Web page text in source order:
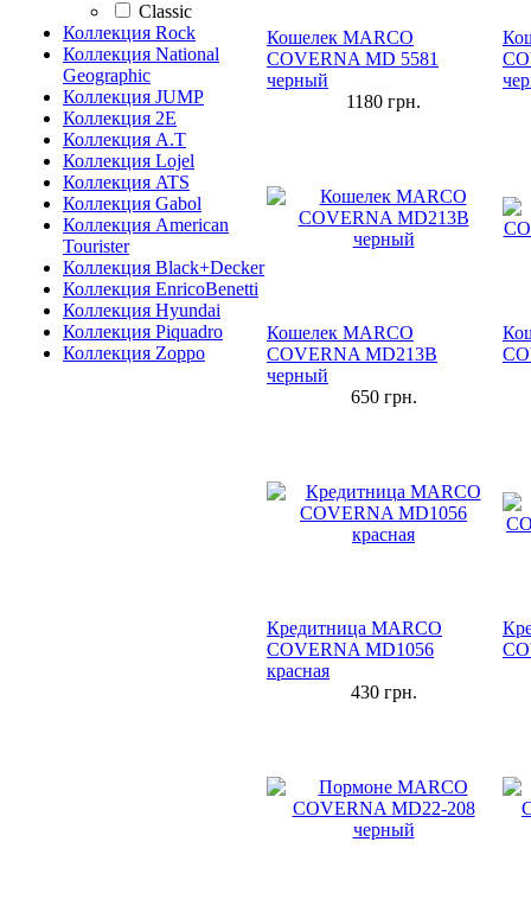
Сlassic
Коллекция Rock
Коллекция National
Geographic
Коллекция JUMP
Коллекция 2E
Коллекция A.T
Коллекция Lojel
Коллекция ATS
Коллекция Gabol
Коллекция American
Tourister
Коллекция Black+Decker
Коллекция EnricoBenetti
Коллекция Hyundai
Коллекция Piquadro
Коллекция Zoppo
Кошелек MARCO
COVERNA MD 5581
черный
1180 грн.
Кошелек MARCO
COVERNA MD213В
черный
650грн.
Кредитница MARCO
COVERNA MD1056
красная
430грн.